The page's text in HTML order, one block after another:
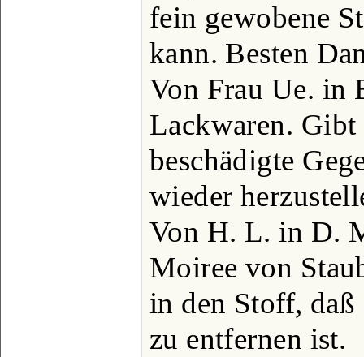
fein gewobene
kann. Besten
Von Frau Ue. in
Lackwaren.
beschädigte
wieder
Von H. L. in D.
Moiree von
in den Stoff,
zu entfernen ist.